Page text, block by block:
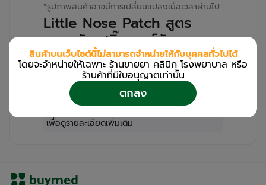
*รูปภาพสินค้าอาจมีการเปลี่ยนแปลงเมื่อเวลาผ่านไป
Little Nose Patch สูตร
กลางวัน สติ๊กเกอร์หัวหอม
LITTLE HEART (Box/30s)
สำหรับลูกค้าเฉพาะร้านขายยา คลินิก และโรง
พยาบาล
เข้าสู่ระบบ / ลงทะเบียน
เพื่อดูรายละเอียดเพิ่มเติม
สินค้าบนเว็บไซต์นี้ไม่สามารถจำหน่ายให้กับบุคคลทั่วไปได้
โดยจะจำหน่ายให้เฉพาะ ร้านขายยา คลินิก โรงพยาบาล หรือ
ร้านค้าที่มีใบอนุญาตเท่านััน
ตกลง